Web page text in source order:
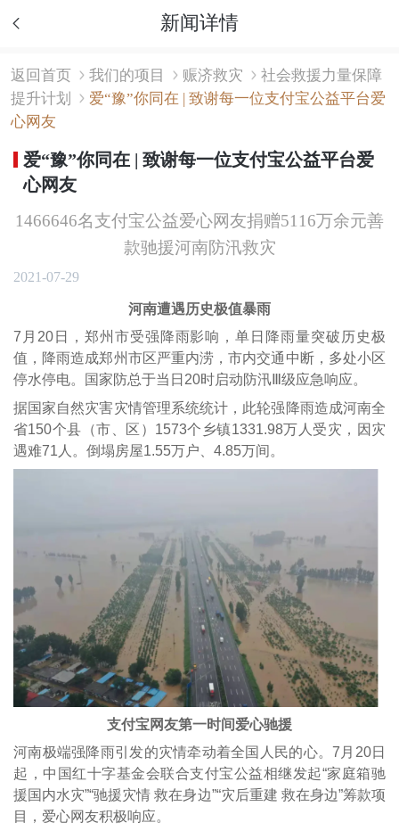
新闻详情
返回首页 我们的项目 赈济救灾
社会救援力量保障
提升计划
爱“豫”你同在 | 致谢每一位支付宝公益平台爱
心网友
爱“豫”你同在 | 致谢每一位支付宝公益平台爱
心网友
1466646名支付宝公益爱心网友捐赠5116万余元善
款驰援河南防汛救灾
2021-07-29
河南遭遇历史极值暴雨
7月20日，郑州市受强降雨影响，单日降雨量突破历史极
值，降雨造成郑州市区严重内涝，市内交通中断，多处小区
停水停电。国家防总于当日20时启动防汛Ⅲ级应急响应。
据国家自然灾害灾情管理系统统计，此轮强降雨造成河南全
省150个县（市、区）1573个乡镇1331.98万人受灾，因灾
遇难71人。倒塌房屋1.55万户、4.85万间。
支付宝网友第一时间爱心驰援
河南极端强降雨引发的灾情牵动着全国人民的心。7月20日
起，中国红十字基金会联合支付宝公益相继发起“家庭箱驰
援国内水灾”“驰援灾情 救在身边”“灾后重建 救在身边”筹款项
目，爱心网友积极响应。